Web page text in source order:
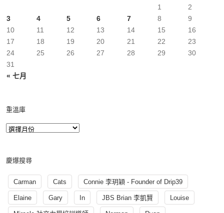
« 七月
1
2
3
4 5 6 7 8
9
10
11 12 13 14 15
16
17
18 19 20 21 22
23
24
25 26 27 28 29
30
31
重溫庫
慶爆搜尋
Carman Cats Connie 李玥穎 - Founder of Drip39
Elaine Gary In JBS Brian 李凱賢 Louise